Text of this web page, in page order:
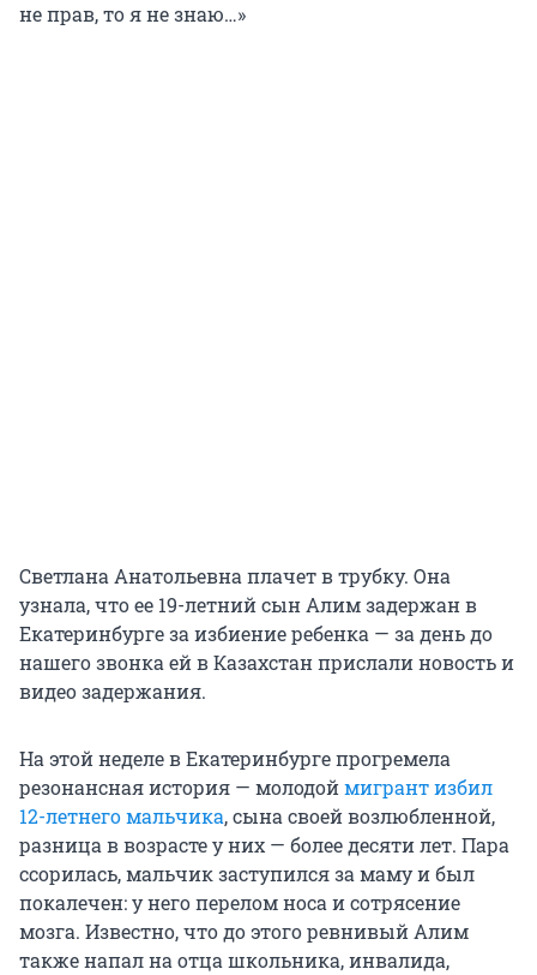
не прав, то я не знаю…»
Светлана Анатольевна плачет в трубку. Она
узнала, что ее 19-летнийсын Алим задержан в
Екатеринбурге за избиение ребенка — за день до
нашего звонка ей в Казахстан прислали новость и
видео задержания.
На этой неделе в Екатеринбурге прогремела
резонансная история — молодоймигрант избил
12-летнего мальчика, сына своей возлюбленной,
разница в возрасте у них — более десяти лет. Пара
ссорилась, мальчик заступился за маму и был
покалечен: у него перелом носа и сотрясение
мозга. Известно, что до этого ревнивый Алим
также напал на отца школьника, инвалида,